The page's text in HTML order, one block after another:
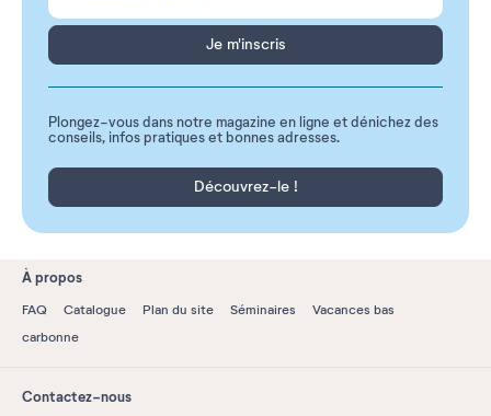
Je m'inscris
Plongez-vous dans notre magazine en ligne et dénichez des
conseils, infos pratiques et bonnes adresses.
Découvrez-le !
À propos
FAQ Catalogue Plan du site Séminaires
Vacances bas
carbonne
Contactez-nous